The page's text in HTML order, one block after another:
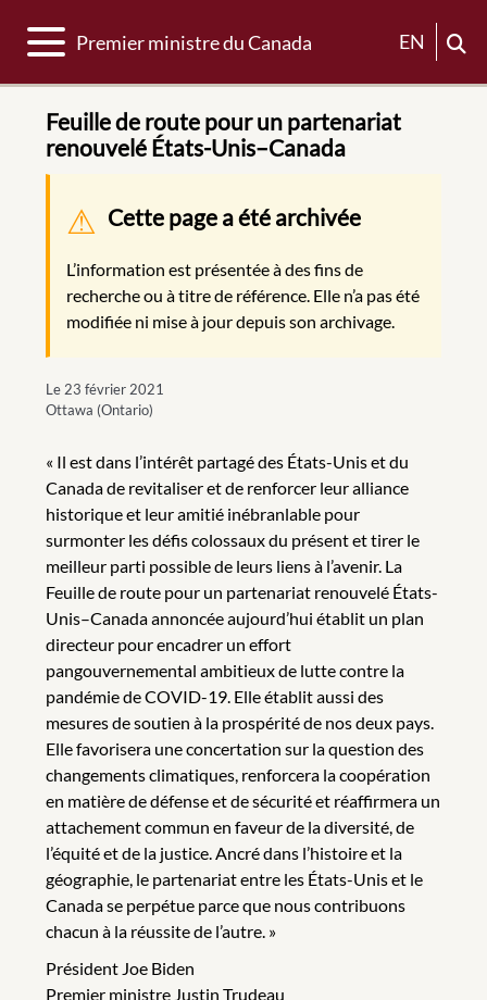
Basculer la navigation
Premier ministre du Canada EN
Feuille de route pour un partenariat
renouvelé États-Unis–Canada
Message d'avertissement
Cette page a été archivée
L’information est présentée à des fins de
recherche ou à titre de référence. Elle n’a pas été
modifiée ni mise à jour depuis son archivage.
Le 23 février 2021
Ottawa (Ontario)
« Il est dans l’intérêt partagé des États-Unis et du
Canada de revitaliser et de renforcer leur alliance
historique et leur amitié inébranlable pour
surmonter les défis colossaux du présent et tirer le
meilleur parti possible de leurs liens à l’avenir. La
Feuille de route pour un partenariat renouvelé États-
Unis–Canada annoncée aujourd’hui établit un plan
directeur pour encadrer un effort
pangouvernemental ambitieux de lutte contre la
pandémie de COVID-19. Elle établit aussi des
mesures de soutien à la prospérité de nos deux pays.
Elle favorisera une concertation sur la question des
changements climatiques, renforcera la coopération
en matière de défense et de sécurité et réaffirmera un
attachement commun en faveur de la diversité, de
l’équité et de la justice. Ancré dans l’histoire et la
géographie, le partenariat entre les États-Unis et le
Canada se perpétue parce que nous contribuons
chacun à la réussite de l’autre. »
Président Joe Biden
Premier ministre Justin Trudeau